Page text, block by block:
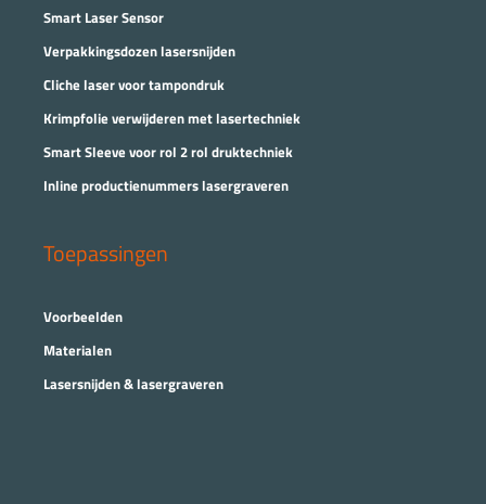
Smart Laser Sensor
Verpakkingsdozen lasersnijden
Cliche laser voor tampondruk
Krimpfolie verwijderen met lasertechniek
Smart Sleeve voor rol 2 rol druktechniek
Inline productienummers lasergraveren
Toepassingen
Voorbeelden
Materialen
Lasersnijden & lasergraveren